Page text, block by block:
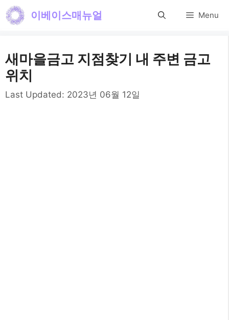
컨
로
건
너
이베이스매뉴얼 Menu
새마을금고 지점찾기 내 주변 금고
위치
Last Updated: 2023년 06월 12일